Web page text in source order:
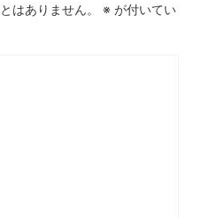
はありません。 ※ が付いてい